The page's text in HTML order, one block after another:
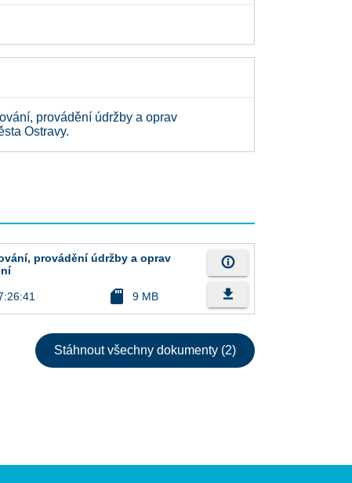
provádění údržby a oprav
Ostravy.
provádění údržby a oprav
sd_card 9 MB
info_outline
file_download
Stáhnout všechny dokumenty (2)